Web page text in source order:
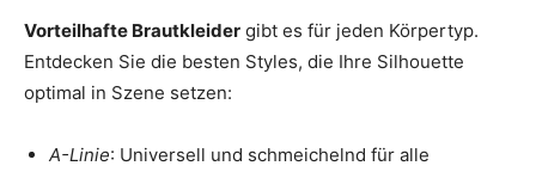
Vorteilhafte Brautkleider gibt es für jeden Körpertyp.
Entdecken Sie die besten Styles, die Ihre Silhouette
optimal in Szene setzen:
A-Linie: Universell und schmeichelnd für alle